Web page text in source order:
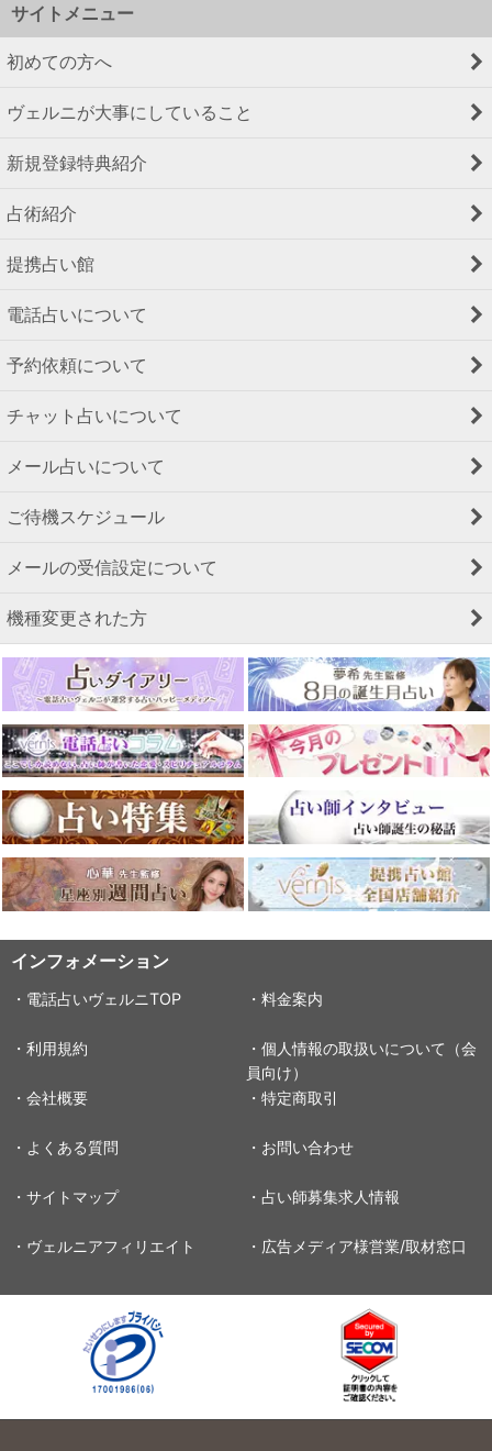
サイトメニュー
初めての方へ
ヴェルニが大事にしていること
新規登録特典紹介
占術紹介
提携占い館
電話占いについて
予約依頼について
チャット占いについて
メール占いについて
ご待機スケジュール
メールの受信設定について
機種変更された方
インフォメーション
・電話占いヴェルニTOP ・料金案内
・利用規約
・個人情報の取扱いについて（会
員向け）
・会社概要
・特定商取引
・よくある質問 ・お問い合わせ
・サイトマップ ・占い師募集求人情報
・ヴェルニアフィリエイト ・広告メディア様営業/取材窓口